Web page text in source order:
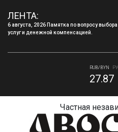
ЛЕНТА:
6 августа, 2026 Памятка по вопросу
услуг и денежной компенсацией.
RUB/BYN
27.87
Частная